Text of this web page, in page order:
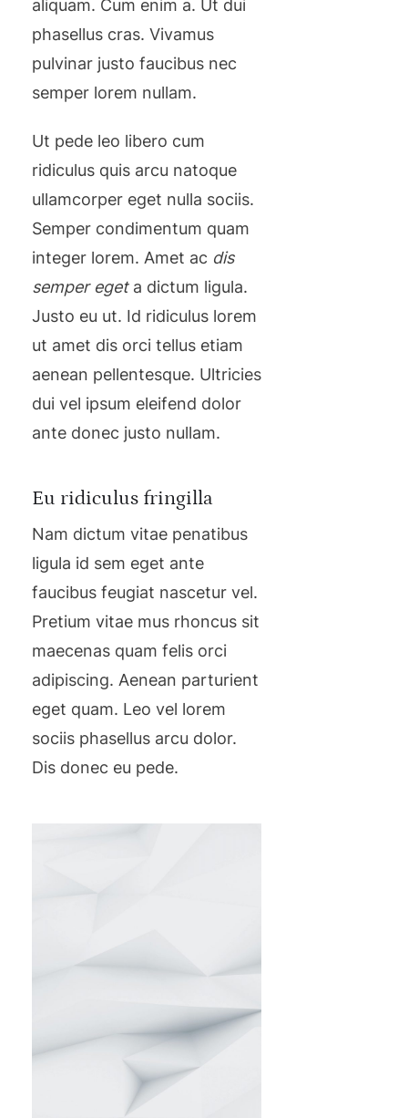
aliquam. Cum enim a. Ut dui
phasellus cras. Vivamus
pulvinar justo faucibus nec
semper lorem nullam.
Ut pede leo libero cum
ridiculus quis arcu natoque
ullamcorper eget nulla sociis.
Semper condimentum quam
integer lorem. Amet ac dis
semper egeta dictum ligula.
Justo eu ut. Id ridiculus lorem
ut amet dis orci tellus etiam
aenean pellentesque. Ultricies
dui vel ipsum eleifend dolor
ante donec justo nullam.
Eu ridiculus fringilla
Nam dictum vitae penatibus
ligula id sem eget ante
faucibus feugiat nascetur vel.
Pretium vitae mus rhoncus sit
maecenas quam felis orci
adipiscing. Aenean parturient
eget quam. Leo vel lorem
sociis phasellus arcu dolor.
Dis donec eu pede.